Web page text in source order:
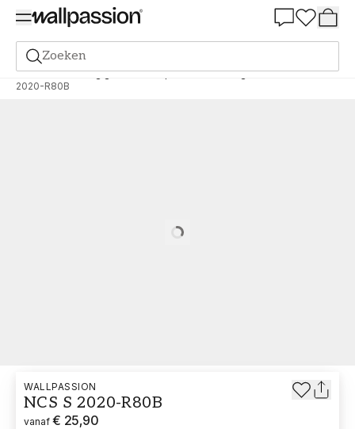
Zoeken
Verf Bestelling gebaseerd op NCS Bestelling door NCS
2020-R80B
Loading…
WALLPASSION
NCS S 2020-R80B
vanaf € 25,90